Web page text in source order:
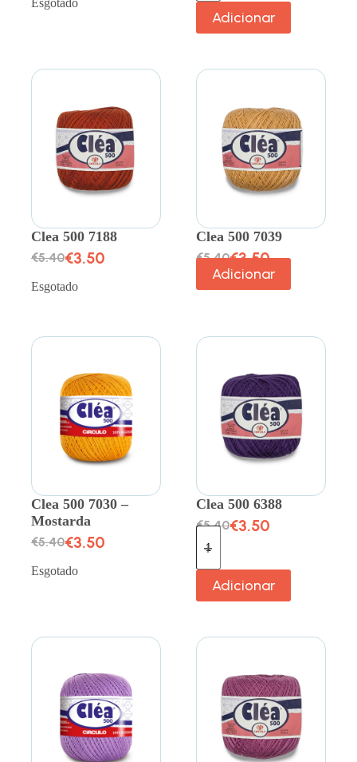
Esgotado
Adicionar
Clea 500 7188
€5.40€3.50
Esgotado
Clea 500 7039
€5.40€3.50
Adicionar
Clea 500 7030 –
Mostarda
€5.40€3.50
Esgotado
Clea 500 6388
€5.40€3.50
Adicionar